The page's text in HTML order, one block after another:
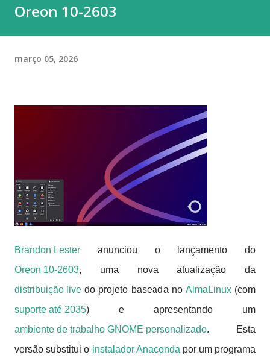
Oreon 10-2603
março 05, 2026
Brandon Lester anunciou o lançamento do
Oreon 10-2603, uma nova atualização da
distribuição live do projeto baseada no AlmaLinux(com
suporte até 2035) e apresentando um
ambiente de trabalho GNOME personalizado.
Esta
versão substitui o instalador Anaconda por um programa